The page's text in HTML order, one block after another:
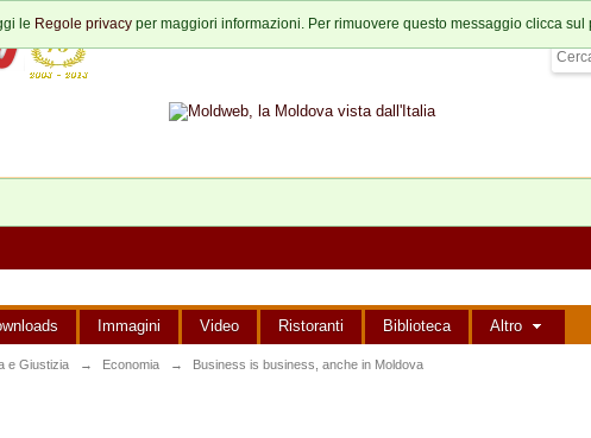
le Regole privacy per maggiori informazioni. Per rimuovere questo messaggio clicca
Immagini Video Ristoranti Biblioteca Altro
e Giustizia → Economia → Business is business, anche in Moldova